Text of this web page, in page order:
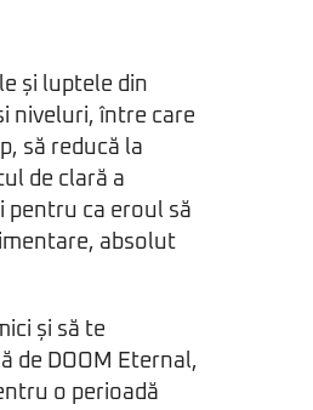
și luptele din
niveluri, între care
să reducă la
de clară a
pentru ca eroul să
absolut
și să te
de DOOM Eternal,
o perioadă